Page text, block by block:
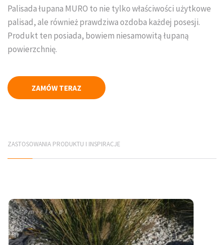
Wymarzony trawnik
Płyty elewacyjne
Elementy infrastruktury drogowej
PRODUCENCI
Jadar Śląsk
Palisada łupana MURO to nie tylko właściwości użytkowe
palisad, ale również prawdziwa ozdoba każdej posesji.
Produkt ten posiada, bowiem niesamowitą łupaną
powierzchnię.
ZAMÓW TERAZ
ZASTOSOWANIA PRODUKTU I INSPIRACJE